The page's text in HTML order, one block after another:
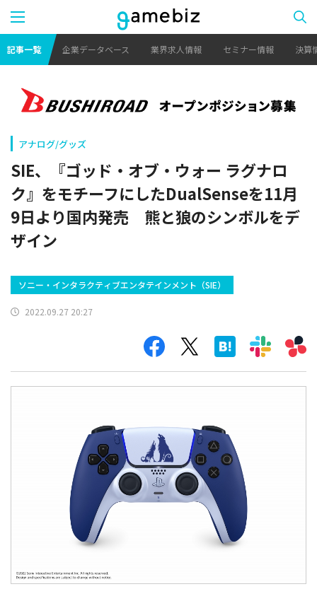
記事一覧 企業データベース 業界求人情報 セミナー情報 決算
アナログ/グッズ
SIE、『ゴッド・オブ・ウォー ラグナロ
ク』をモチーフにしたDualSenseを11月
9日より国内発売 熊と狼のシンボルをデ
ザイン
ソニー・インタラクティブエンタテインメント（SIE）
2022.09.27 20:27